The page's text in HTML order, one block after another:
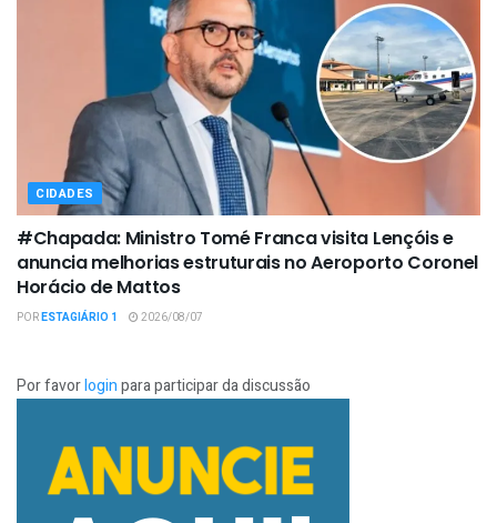
CIDADES
#Chapada: Ministro Tomé Franca visita Lençóis e
anuncia melhorias estruturais no Aeroporto Coronel
Horácio de Mattos
PORESTAGIÁRIO 1 2026/08/07
Por favorloginpara participar da discussão